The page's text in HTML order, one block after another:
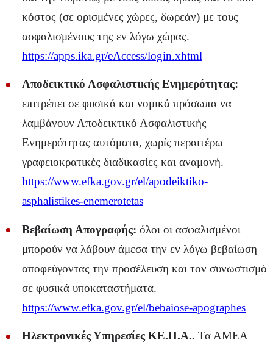
κόστος (σε ορισμένες χώρες, δωρεάν) με τους
ασφαλισμένους της εν λόγω χώρας.
https://apps.ika.gr/eAccess/login.xhtml
Αποδεικτικό Ασφαλιστικής Ενημερότητας:
επιτρέπει σε φυσικά και νομικά πρόσωπα να
λαμβάνουν Αποδεικτικό Ασφαλιστικής
Ενημερότητας αυτόματα, χωρίς περαιτέρω
γραφειοκρατικές διαδικασίες και αναμονή.
https://www.efka.gov.gr/el/apodeiktiko-
asphalistikes-enemerotetas
Βεβαίωση Απογραφής: όλοι οι ασφαλισμένοι
μπορούν να λάβουν άμεσα την εν λόγω βεβαίωση
αποφεύγοντας την προσέλευση και τον συνωστισμό
σε φυσικά υποκαταστήματα.
https://www.efka.gov.gr/el/bebaiose-apographes
Ηλεκτρονικές Υπηρεσίες ΚΕ.Π.Α.. Τα ΑΜΕΑ